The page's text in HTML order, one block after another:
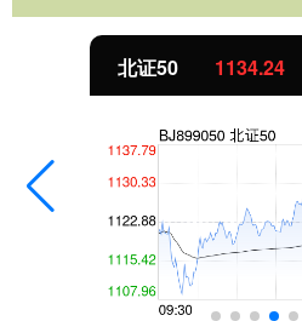
北证50 1134.24